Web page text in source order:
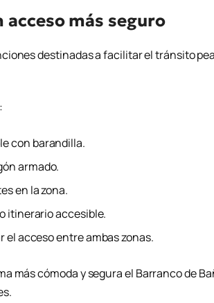
acceso más seguro
destinadas a facilitar el tránsito
con barandilla.
armado.
en la zona.
itinerario accesible.
acceso entre ambas zonas.
más cómoda y segura el Barranco de